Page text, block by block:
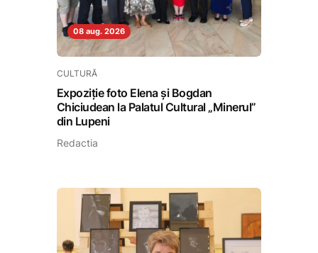
08 aug. 2026
CULTURĂ
Expoziție foto Elena și Bogdan
Chiciudean la Palatul Cultural „Minerul”
din Lupeni
Redactia